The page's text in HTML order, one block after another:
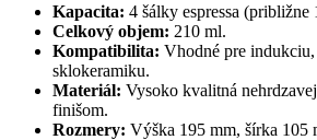
Kapacita: 4 šálky espressa
Celkový objem: 210 ml.
Kompatibilita: Vhodné pre
sklokeramiku.
Materiál: Vysoko kvalitná
finišom.
Rozmery: Výška 195 mm, šírka 105